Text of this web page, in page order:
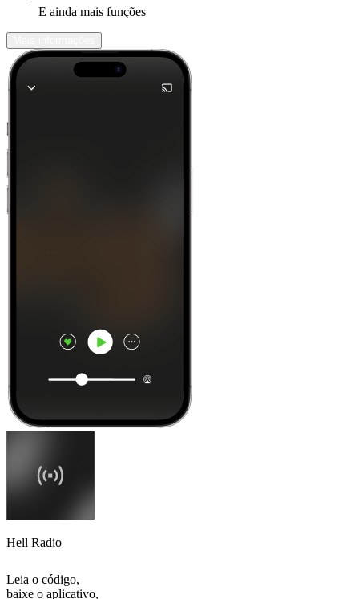
E ainda mais funções
Hell Radio
Leia o código,
baixe o aplicativo,